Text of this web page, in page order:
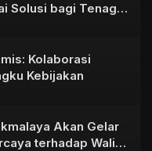
Solusi bagi Tenaga
Kolaborasi
Kebijakan
Akan Gelar
terhadap Wali